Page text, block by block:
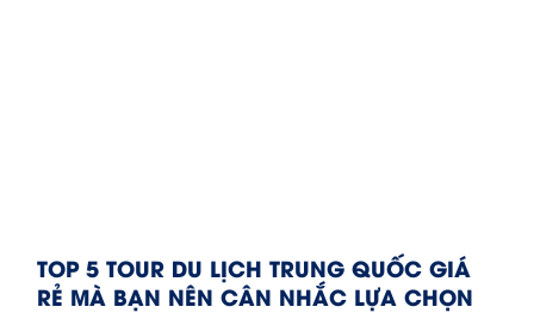
TOP 5 TOUR DU LỊCH TRUNG QUỐC GIÁ
RẺ MÀ BẠN NÊN CÂN NHẮC LỰA CHỌN